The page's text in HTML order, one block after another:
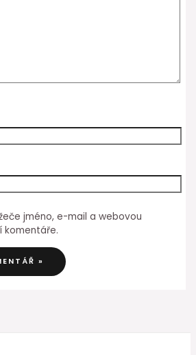
jméno, e-mail a webovou
komentáře.